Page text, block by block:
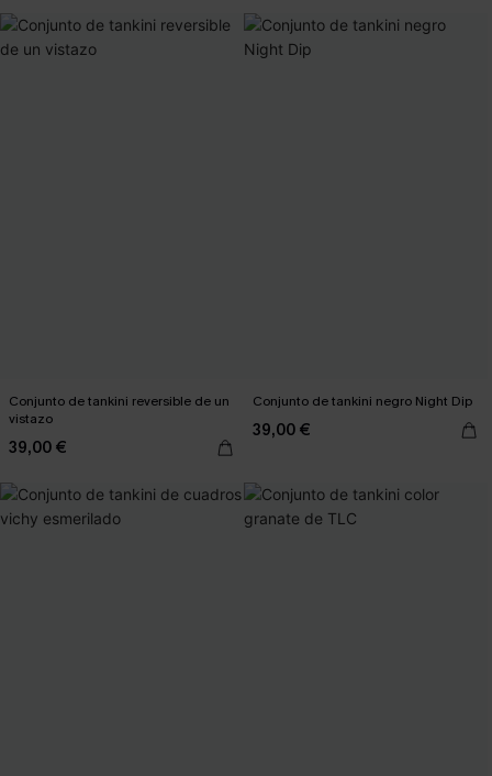
Conjunto de tankini reversible de un
vistazo
39,00 €
Conjunto de tankini negro Night Dip
39,00 €